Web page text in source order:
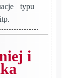
typu
i